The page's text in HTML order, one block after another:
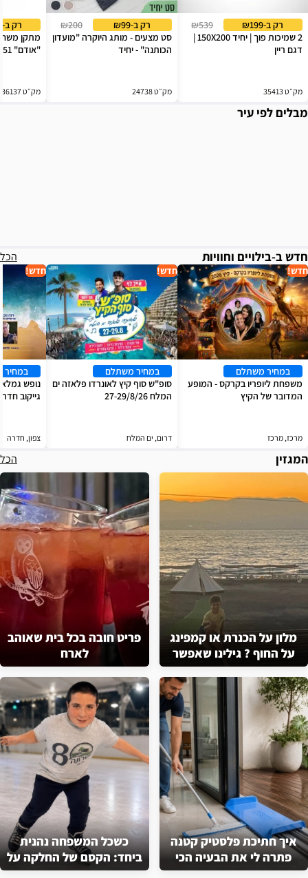
רק ב-₪199
₪539
2 שמיכות פוך | יחיד 150X200 |
דגם ריין
מק״ט 35413
רק ב-₪99
₪200
סט מצעים - מותג היוקרה "מועדון
הכותנה" - יחיד
מק״ט 24738
רק ב-₪580
מתקן
"אודם" MG-151
מק״ט 36137
מבלים לפי עיר
חדש ב-בילויים וחוויות הכל
חדש!
במחיר משתלם
משפחת ליופריו בקרקס - המופע
המדובר של הקיץ
מרכז, מרכז
חדש!
במחיר משתלם
סופ"ש סוף קיץ לאונרדו פלאזה ים
המלח 27-29/8/26
דרום, ים המלח
חדש!
נופש
גייקוב חדרה 6-8/
צפון, חדרה
המגזין הכל
מלון על הכנרת או קמפינג
על החוף ? גילינו שאפשר
ליהנות משני העולמות
פריט חובה בכל בית שאוהב
לארח
איך חתיכת פלסטיק קטנה
פתרה לי את הבעיה הכי
מעצבנת בניקיון
כשכל המשפחה נהנית
ביחד: הקסם של החלקה על
הקרח